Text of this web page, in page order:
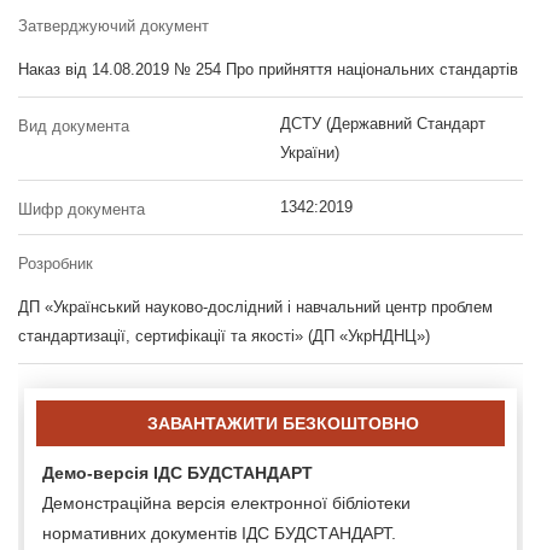
Затверджуючий документ
Наказ від 14.08.2019 № 254 Про прийняття національних стандартів
Вид документа
ДСТУ (Державний Стандарт
України)
Шифр документа 1342:2019
Розробник
ДП «Український науково-дослідний і навчальний центр проблем
стандартизації, сертифікації та якості» (ДП «УкрНДНЦ»)
ЗАВАНТАЖИТИ БЕЗКОШТОВНО
Демо-версія ІДС БУДСТАНДАРТ
Демонстраційна версія електронної бібліотеки
нормативних документів ІДС БУДСТАНДАРТ.